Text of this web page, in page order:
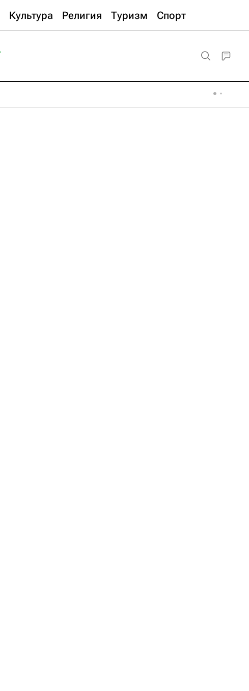
Культура Религия Туризм Спорт